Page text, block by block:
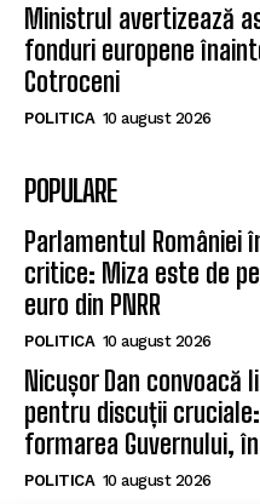
Ministrul avertizează
fonduri europene
Cotroceni
POLITICA 10 august 2026
POPULARE
Parlamentul României
critice: Miza este de
euro din PNRR
POLITICA 10 august 2026
Nicușor Dan convoacă
pentru discuții
formarea Guvernului,
POLITICA 10 august 2026